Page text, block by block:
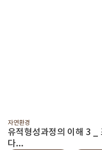
자연환경
유적형성과정의 이해 3 _
다...